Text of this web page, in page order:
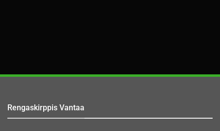
Rengaskirppis Vantaa